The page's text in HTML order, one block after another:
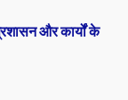
और कार्यों के